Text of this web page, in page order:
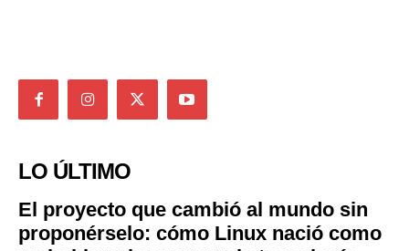
LO ÚLTIMO
El proyecto que cambió al mundo sin
proponérselo: cómo Linux nació como